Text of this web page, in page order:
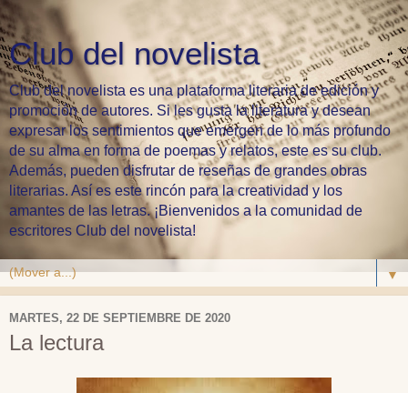
Club del novelista
Club del novelista es una plataforma literaria de edición y
promoción de autores. Si les gusta la literatura y desean
expresar los sentimientos que emergen de lo más profundo
de su alma en forma de poemas y relatos, este es su club.
Además, pueden disfrutar de reseñas de grandes obras
literarias. Así es este rincón para la creatividad y los
amantes de las letras. ¡Bienvenidos a la comunidad de
escritores Club del novelista!
▼
MARTES, 22 DE SEPTIEMBRE DE 2020
La lectura